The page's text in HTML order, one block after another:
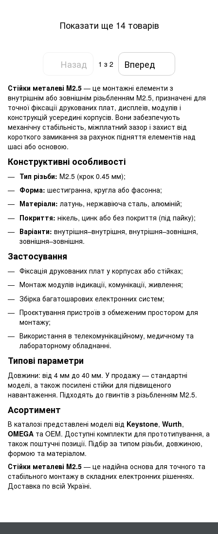
Показати ще 14 товарів
Назад 1 з 2 Вперед
Стійки металеві M2.5 — це монтажні елементи з
внутрішнім або зовнішнім різьбленням M2.5, призначені для
точної фіксації друкованих плат, дисплеїв, модулів і
конструкцій усередині корпусів. Вони забезпечують
механічну стабільність, міжплатний зазор і захист від
короткого замикання за рахунок підняття елементів над
шасі або основою.
Конструктивні особливості
Тип різьби: M2.5 (крок 0.45 мм);
Форма: шестигранна, кругла або фасонна;
Матеріали: латунь, нержавіюча сталь, алюміній;
Покриття: нікель, цинк або без покриття (під пайку);
Варіанти: внутрішня–внутрішня, внутрішня–зовнішня,
зовнішня–зовнішня.
Застосування
Фіксація друкованих плат у корпусах або стійках;
Монтаж модулів індикації, комунікації, живлення;
Збірка багатошарових електронних систем;
Проєктування пристроїв з обмеженим простором для
монтажу;
Використання в телекомунікаційному, медичному та
лабораторному обладнанні.
Типові параметри
Довжини: від 4 мм до 40 мм. У продажу — стандартні
моделі, а також посилені стійки для підвищеного
навантаження. Підходять до гвинтів з різьбленням M2.5.
Асортимент
В каталозі представлені моделі від Keystone, Wurth,
OMEGA та OEM. Доступні комплекти для прототипування, а
також поштучні позиції. Підбір за типом різьби, довжиною,
формою та матеріалом.
Стійки металеві M2.5 — це надійна основа для точного та
стабільного монтажу в складних електронних рішеннях.
Доставка по всій Україні.